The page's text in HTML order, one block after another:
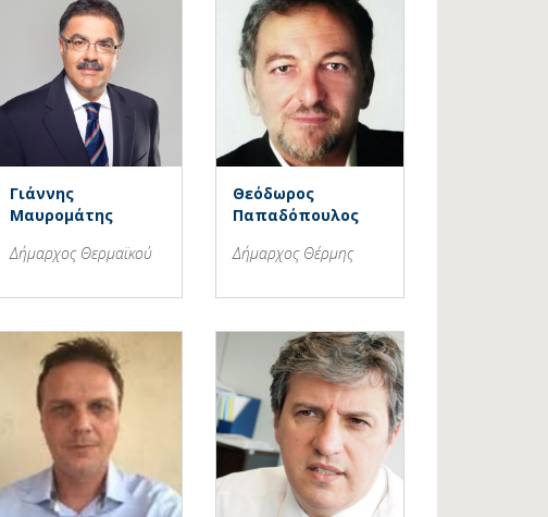
Γιάννης
Μαυρομάτης
Δήμαρχος Θερμαϊκού
Θεόδωρος
Παπαδόπουλος
Δήμαρχος Θέρμης